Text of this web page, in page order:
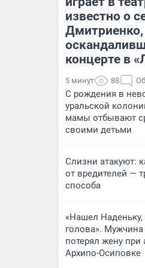
известно о
Дмитриенко,
концерте в
5 минут 88
С рождения в
уральской
мамы отбывают
своими детьми
Слизни атакуют:
от вредителей —
способа
«Нашел Наденьку,
голова». Мужчина
потерял жену
Архипо-Осиповке